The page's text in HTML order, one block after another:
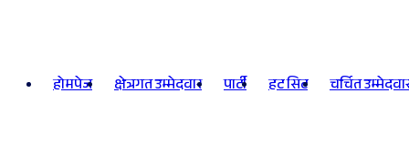
होमपेज क्षेत्रगत उम्मेदवार पार्टी हट सिट चर्चित